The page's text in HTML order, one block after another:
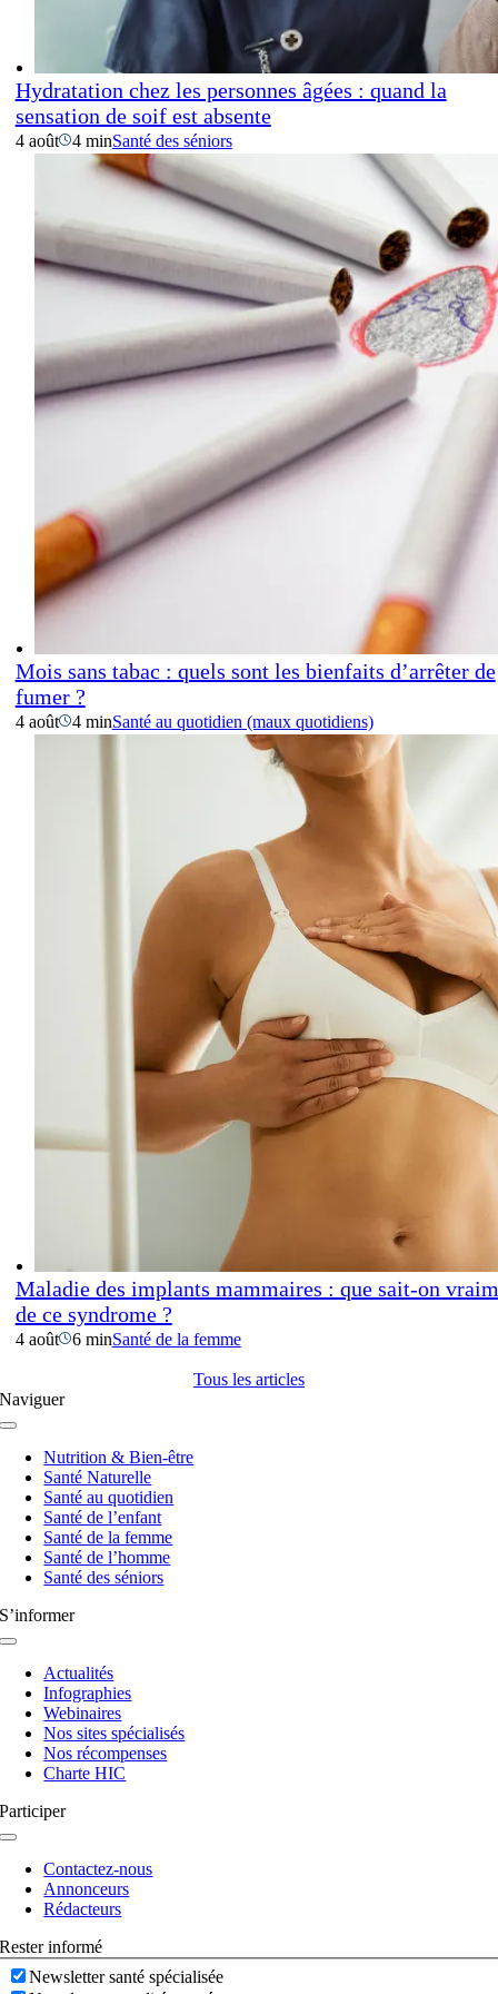
Hydratation chez les personnes âgées : quand la
sensation de soif est absente
4 août 4 minSanté des séniors
Mois sans tabac : quels sont les bienfaits d’arrêter de
fumer ?
4 août 4 minSanté au quotidien (maux quotidiens)
Maladie des implants mammaires : que sait-on
de ce syndrome ?
4 août 6 minSanté de la femme
Tous les articles
Naviguer
Navigation
basculeNutrition & Bien-être
Santé Naturelle
Santé au quotidien
Santé de l’enfant
Santé de la femme
Santé de l’homme
Santé des séniors
S’informer
Navigation
basculeActualités
Infographies
Webinaires
Nos sites spécialisés
Nos récompenses
Charte HIC
Participer
Navigation
basculeContactez-nous
Annonceurs
Rédacteurs
Rester informé
Newsletter santé spécialisée